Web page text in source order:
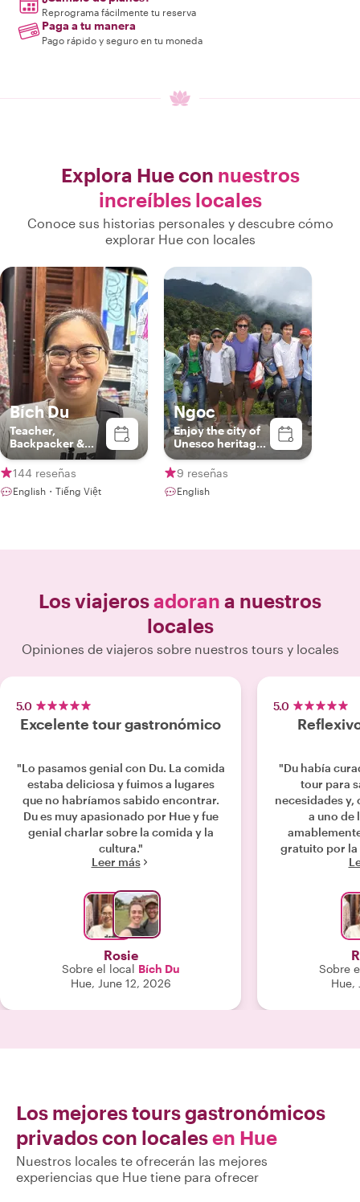
Reprograma fácilmente tu reserva
Paga a tu manera
Pago rápido y seguro en tu moneda
Explora Hue con nuestros
increíbles locales
Conoce sus historias personales y descubre cómo
explorar Hue con locales
Bích Du
Teacher,
Backpacker &
Photographer
144 reseñas
English・Tiếng Việt
Ngoc
Enjoy the city of
Unesco heritages
with me
9 reseñas
English
Los viajerosadoran a nuestros
locales
Opiniones de viajeros sobre nuestros tours y locales
5.0
Excelente tour gastronómico
"Lo pasamos genial con Du. La comida
estaba deliciosa y fuimos a lugares
que no habríamos sabido encontrar.
Du es muy apasionado por Hue y fue
genial charlar sobre la comida y la
cultura."
Leer más
Rosie
Sobre el local Bích Du
Hue, June 12, 2026
5.0
"Du había
tour para
necesidades y,
a uno de
gratuito por la
llevó a la
Sobre
Hue,
Los mejores tours gastronómicos
privados con localesen Hue
Nuestros locales te ofrecerán las mejores
experiencias que Hue tiene para ofrecer